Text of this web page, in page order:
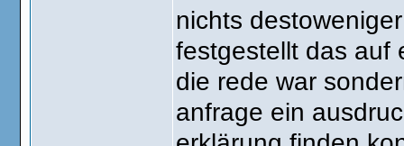
nichts
festgestellt das auf
die rede war
anfrage ein